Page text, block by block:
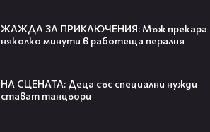
ЖАЖДА ЗА ПРИКЛЮЧЕНИЯ: Мъж прекара
няколко минути в работеща пералня
НА СЦЕНАТА: Деца със специални нужди
стават танцьори
Травис Скот получи подарък